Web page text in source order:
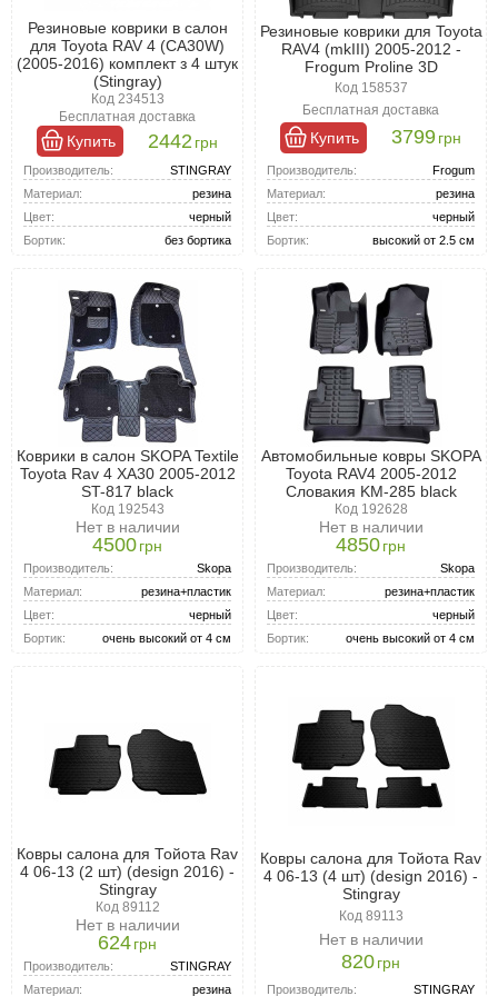
Резиновые коврики в салон
для Toyota RAV 4 (CA30W)
(2005-2016) комплект з 4 штук
(Stingray)
Код 234513
Бесплатная доставка
Купить 2442 грн
Производитель:
STINGRAY
Материал:
резина
Цвет:
черный
Бортик:
без бортика
Резиновые коврики для Toyota
RAV4 (mkIII) 2005-2012 -
Frogum Proline 3D
Код 158537
Бесплатная доставка
Купить 3799грн
Производитель:
Frogum
Материал:
резина
Цвет:
черный
Бортик:
высокий от 2.5 см
Коврики в салон SKOPA Textile
Toyota Rav 4 XA30 2005-2012
ST-817 black
Код 192543
Нет в наличии
4500грн
Производитель:
Skopa
Материал:
резина+пластик
Цвет:
черный
Бортик:
очень высокий от 4 см
Автомобильные ковры SKOPA
Toyota RAV4 2005-2012
Словакия KM-285 black
Код 192628
Нет в наличии
4850грн
Производитель:
Skopa
Материал:
резина+пластик
Цвет:
черный
Бортик:
очень высокий от 4 см
Ковры салона для Тойота Rav
4 06-13 (2 шт) (design 2016) -
Stingray
Код 89112
Нет в наличии
624грн
Производитель:
STINGRAY
Материал:
резина
Ковры салона для Тойота Rav
4 06-13 (4 шт) (design 2016) -
Stingray
Код 89113
Нет в наличии
820грн
Производитель:
STINGRAY